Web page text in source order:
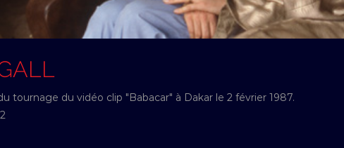
tournage du vidéo clip "Babacar" à Dakar le 2 février 1987.